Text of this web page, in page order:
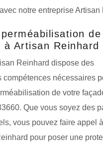
notre entreprise Artisan
à Artisan Reinhard
Reinhard dispose des
compétences nécessaires
de votre
Que vous soyez des
vous pouvez faire appel
pour poser une